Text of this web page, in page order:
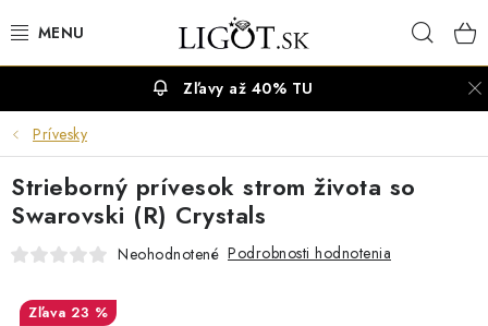
na
NÁUŠNICE
NÁHRDELNÍKY
NÁRAMKY
PRSTENE
Zľavy až 40% TU
Prívesky
Strieborný prívesok strom života so
Swarovski (R) Crystals
Neohodnotené Podrobnosti hodnotenia
23 %